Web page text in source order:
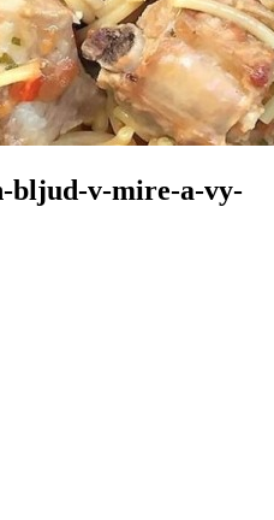
bljud-v-mire-a-vy-